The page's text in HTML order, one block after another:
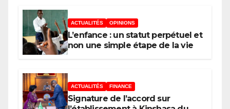
RDC, destination phare de
l’investissement en Afrique
ACTUALITÉS OPINIONS
L’enfance : un statut perpétuel et
non une simple étape de la vie
ACTUALITÉS FINANCE
Signature de l’accord sur